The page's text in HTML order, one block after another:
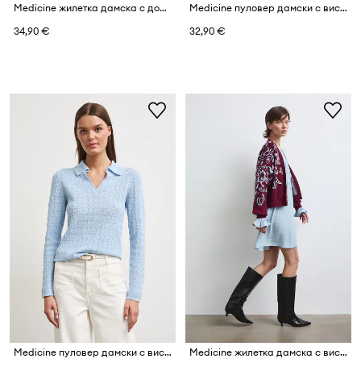
Medicine жилетка дамска с добавена коприна
34,90 €
Medicine пуловер дамски с вискоза
32,90 €
Medicine пуловер дамски с вискоза
Medicine жилетка дамска с вискоза